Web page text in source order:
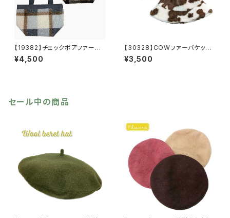
【19382】チェックボアファート
ート【送料無料】秋冬バッグ 新
作
¥4,500
【30328】COWファーバケッ
ト 牛柄 ファー 暖かい 防
寒 冬帽子
¥3,500
セール中の商品